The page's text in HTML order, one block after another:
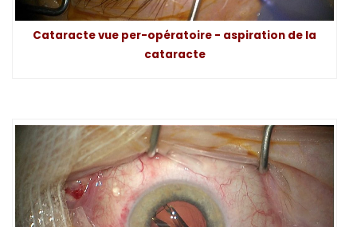
Cataracte vue per-opératoire - aspiration de la
cataracte